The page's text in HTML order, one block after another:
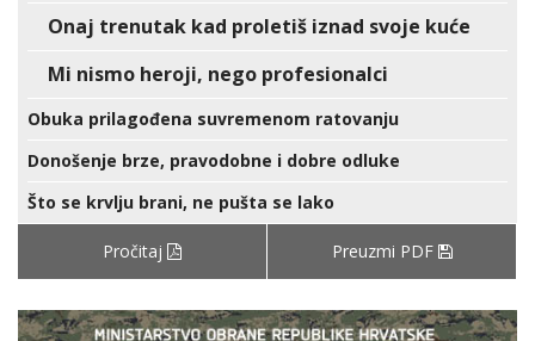
Onaj trenutak kad proletiš iznad svoje kuće
Mi nismo heroji, nego profesionalci
Obuka prilagođena suvremenom ratovanju
Donošenje brze, pravodobne i dobre odluke
Što se krvlju brani, ne pušta se lako
Pročitaj Preuzmi PDF